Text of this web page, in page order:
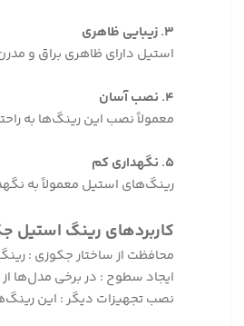
۳. زیبایی ظاهری
استیل دارای ظاهری براق و
۴. نصب آسان
معمولاً نصب این رینگ‌ها به
۵. نگهداری کم
رینگ‌های استیل معمولاً به
کاربردهای رینگ استیل
محافظت از ساختار جکوزی :
ایجاد سطوح : در برخی مدل‌ها
نصب تجهیزات دیگر : این